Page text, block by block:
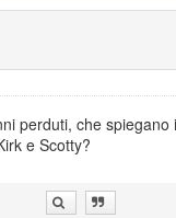
perduti, che spiegano
e Scotty?